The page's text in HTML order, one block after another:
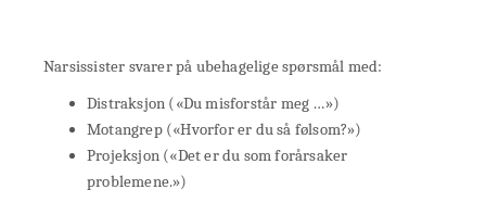
Narsissister svarer på ubehagelige spørsmål med:
Distraksjon («Du misforstår meg …»)
Motangrep («Hvorfor er du så følsom?»)
Projeksjon («Det er du som forårsaker
problemene.»)